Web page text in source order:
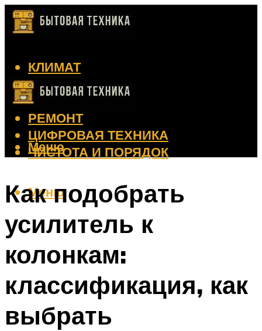
КЛИМАТ
КРАСОТА
КУХНЯ
РЕМОНТ
ЦИФРОВАЯ ТЕХНИКА
ЧИСТОТА И ПОРЯДОК
Меню
Меню
Как подобрать
усилитель к
колонкам:
классификация, как
выбрать